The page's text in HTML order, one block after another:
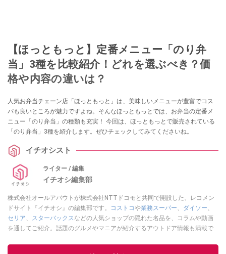
【ほっともっと】定番メニュー「のり弁
当」3種を比較紹介！どれを選ぶべき？価
格や内容の違いは？
人気お弁当チェーン店「ほっともっと」は、美味しいメニューが豊富でコス
パも良いところが魅力ですよね。そんなほっともっとでは、お弁当の定番メ
ニュー「のり弁当」の種類も充実！ 今回は、ほっともっとで販売されている
「のり弁当」3種を紹介します。ぜひチェックしてみてくださいね。
イチオシスト
ライター / 編集
イチオシ編集部
株式会社オールアバウトが株式会社NTTドコモと共同で開設した、レコメン
ドサイト『イチオシ』の編集部です。
コストコや業務スーパー、 ダイソー、
セリア、 スターバックスなどの人気ショップの隠れた名品を、コラムや動画
を通してご紹介。話題のグルメやマニアが紹介するアウトドア情報も満載で
レビューしています。毎日トレンド情報をお届けしているので、ぜひ